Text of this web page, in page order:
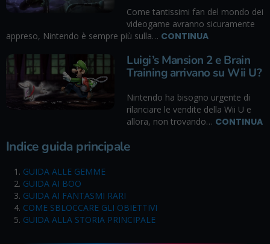
Come tantissimi fan del mondo dei
videogame avranno sicuramente
appreso, Nintendo è sempre più sulla… CONTINUA
Luigi’s Mansion 2 e Brain
Training arrivano su Wii U?
Nintendo ha bisogno urgente di
rilanciare le vendite della Wii U e
allora, non trovando… CONTINUA
Indice guida principale
GUIDA ALLE GEMME
GUIDA AI BOO
GUIDA AI FANTASMI RARI
COME SBLOCCARE GLI OBIETTIVI
GUIDA ALLA STORIA PRINCIPALE